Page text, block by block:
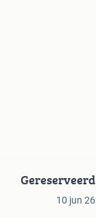
Gereserveerd
10 jun 26